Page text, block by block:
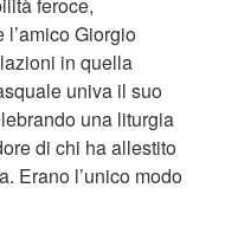
feroce,
Giorgio
in quella
univa il suo
una liturgia
di chi ha allestito
Erano l’unico modo